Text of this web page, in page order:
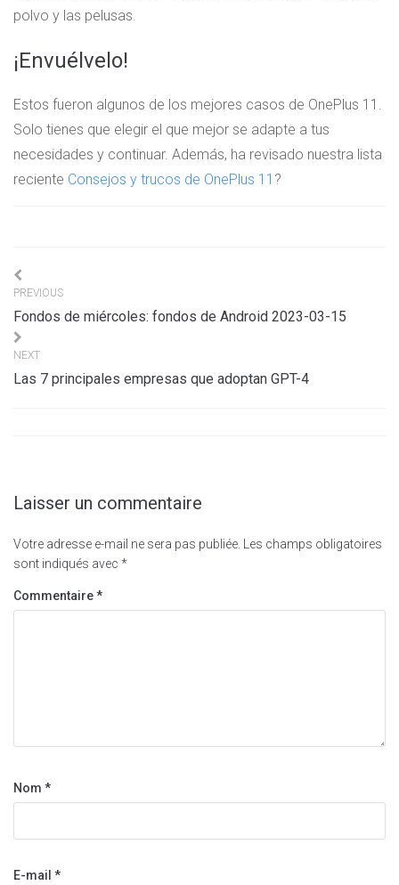
polvo y las pelusas.
¡Envuélvelo!
Estos fueron algunos de los mejores casos de OnePlus 11.
Solo tienes que elegir el que mejor se adapte a tus
necesidades y continuar. Además, ha revisado nuestra lista
reciente Consejos y trucos de OnePlus 11 ?
Navigation
de
l’article
PREVIOUS
Fondos de miércoles: fondos de Android 2023-03-15
NEXT
Las 7 principales empresas que adoptan GPT-4
Laisser un commentaire
Votre adresse e-mail ne sera pas publiée. Les champs obligatoires
sont indiqués avec *
Commentaire*
Nom *
E-mail *